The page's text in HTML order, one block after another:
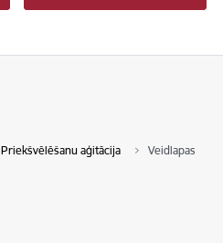
Priekšvēlēšanu aģitācija Veidlapas